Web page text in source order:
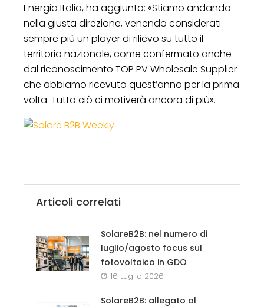
Energia Italia, ha aggiunto: «Stiamo andando
nella giusta direzione, venendo considerati
sempre più un player di rilievo su tutto il
territorio nazionale, come confermato anche
dal riconoscimento TOP PV Wholesale Supplier
che abbiamo ricevuto quest’anno per la prima
volta. Tutto ciò ci motiverà ancora di più».
Articoli correlati
SolareB2B: nel numero di
luglio/agosto focus sul
fotovoltaico in GDO
16 Luglio 2026
SolareB2B: allegato al